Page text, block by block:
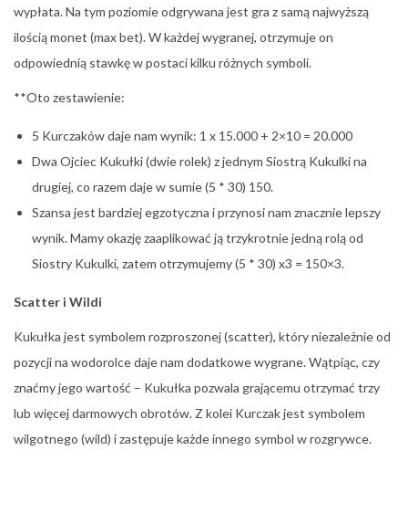
wypłata. Na tym poziomie odgrywana jest gra z samą najwyższą
ilością monet (max bet). W każdej wygranej, otrzymuje on
odpowiednią stawkę w postaci kilku różnych symboli.
**Oto zestawienie:
5 Kurczaków daje nam wynik: 1 x 15.000 + 2×10 = 20.000
Dwa Ojciec Kukułki (dwie rolek) z jednym Siostrą Kukulki na
drugiej, co razem daje w sumie (5 * 30) 150.
Szansa jest bardziej egzotyczna i przynosi nam znacznie lepszy
wynik. Mamy okazję zaaplikować ją trzykrotnie jedną rolą od
Siostry Kukulki, zatem otrzymujemy (5 * 30) x3 = 150×3.
Scatter i Wildi
Kukułka jest symbolem rozproszonej (scatter), który niezależnie od
pozycji na wodorolce daje nam dodatkowe wygrane. Wątpiąc, czy
znaćmy jego wartość – Kukułka pozwala grającemu otrzymać trzy
lub więcej darmowych obrotów. Z kolei Kurczak jest symbolem
wilgotnego (wild) i zastępuje każde innego symbol w rozgrywce.